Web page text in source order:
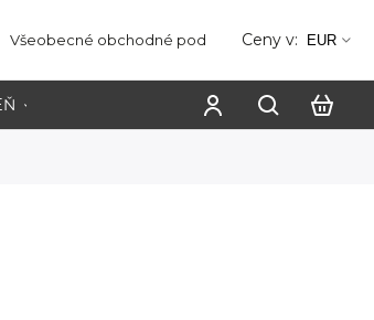
Všeobecné obchodné podmienky Ochrana
Ceny v: EUR